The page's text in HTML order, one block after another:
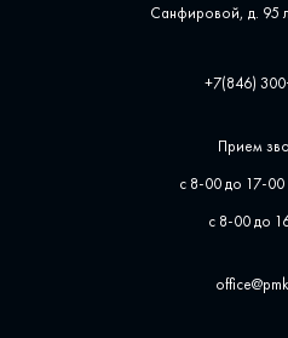
Санфировой, д. 95
+7(846)
Прием
с 8-00 до 17-00
с 8-00 до